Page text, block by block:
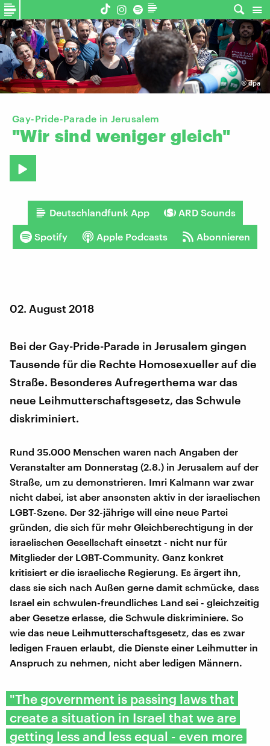
©dpa
Gay-Pride-Parade in Jerusalem
"Wir sind weniger gleich"
Deutschlandfunk App ARD Sounds
Spotify Apple Podcasts Abonnieren
02. August 2018
Bei der Gay-Pride-Parade in Jerusalem gingen
Tausende für die Rechte Homosexueller auf die
Straße. Besonderes Aufregerthema war das
neue Leihmutterschaftsgesetz, das Schwule
diskriminiert.
Rund 35.000 Menschen waren nach Angaben der
Veranstalter am Donnerstag (2.8.) in Jerusalem auf der
Straße, um zu demonstrieren. Imri Kalmann war zwar
nicht dabei, ist aber ansonsten aktiv in der israelischen
LGBT-Szene. Der 32-jährige will eine neue Partei
gründen, die sich für mehr Gleichberechtigung in der
israelischen Gesellschaft einsetzt - nicht nur für
Mitglieder der LGBT-Community. Ganz konkret
kritisiert er die israelische Regierung. Es ärgert ihn,
dass sie sich nach Außen gerne damit schmücke, dass
Israel ein schwulen-freundliches Land sei - gleichzeitig
aber Gesetze erlasse, die Schwule diskriminiere. So
wie das neue Leihmutterschaftsgesetz, das es zwar
ledigen Frauen erlaubt, die Dienste einer Leihmutter in
Anspruch zu nehmen, nicht aber ledigen Männern.
"The government is passing laws that
create a situation in Israel that we are
getting less and less equal - even more